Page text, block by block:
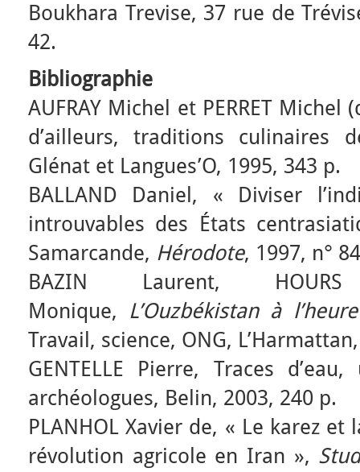
Boukhara Trevise, 37 rue de
42.
Bibliographie
AUFRAY Michel et PERRET Michel
d’ailleurs, traditions culinaires
Glénat et Langues’O, 1995, 343 p.
BALLAND Daniel, « Diviser
introuvables des États
Samarcande, Hérodote, 1997, n° 84
BAZIN Laurent,
Monique, L’Ouzbékistan à
Travail, science, ONG,
GENTELLE Pierre, Traces
archéologues, Belin, 2003, 240 p.
PLANHOL Xavier de, « Le karez
révolution agricole en Iran »,